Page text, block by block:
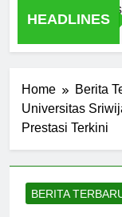
HEADLINES
of Universitas
Home
Berita
Universitas
Prestasi Terkini
BERITA